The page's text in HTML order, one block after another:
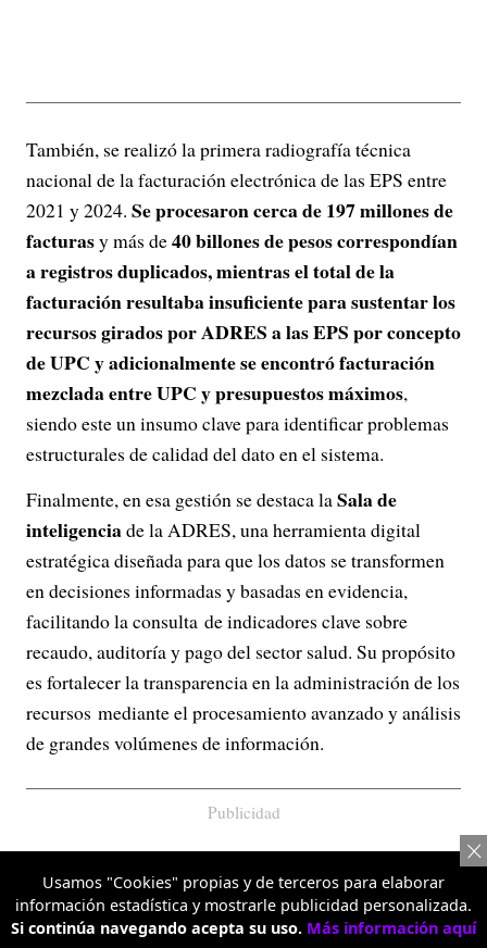
También, se realizó la primera radiografía técnica
nacional de la facturación electrónica de las EPS entre
2021 y 2024. Se procesaron cerca de 197 millones de
facturasy más de40 billones de pesos correspondían
a registros duplicados, mientras el total de la
facturación resultaba insuficiente para sustentar los
recursos girados por ADRES a las EPS por concepto
de UPC y adicionalmente se encontró facturación
mezclada entre UPC y presupuestos máximos,
siendo este un insumo clave para identificar problemas
estructurales de calidad del dato en el sistema.
Finalmente, en esa gestión se destaca laSala de
inteligenciade la ADRES, una herramienta digital
estratégica diseñada para que los datos se transformen
en decisiones informadas y basadas en evidencia,
facilitando la consulta de indicadores clave sobre
recaudo, auditoría y pago del sector salud. Su propósito
es fortalecer la transparencia en la administración de los
recursos mediante el procesamiento avanzado y análisis
de grandes volúmenes de información.
Publicidad
Usamos "Cookies" propias y de terceros para elaborar
información estadística y mostrarle publicidad personalizada.
Si continúa navegando acepta su uso. Más información aquí